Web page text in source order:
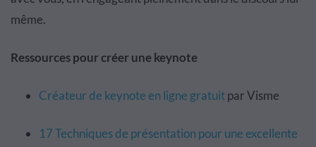
même.
Ressources pour créer une keynote
Créateur de keynote en ligne gratuitpar Visme
17 Techniques de présentation pour une excellente